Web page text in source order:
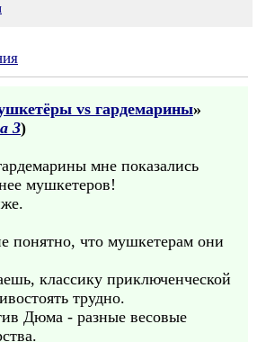
vs гардемарины»
3)
мне показались
мушкетеров!
понятно, что мушкетерам они
классику приключенческой
трудно.
Дюма - разные весовые